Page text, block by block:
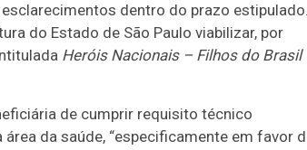
dentro do prazo estipulado.
do Estado de São Paulo viabilizar, por
Heróis Nacionais – Filhos do Brasil
de cumprir requisito técnico
da saúde, “especificamente em favor